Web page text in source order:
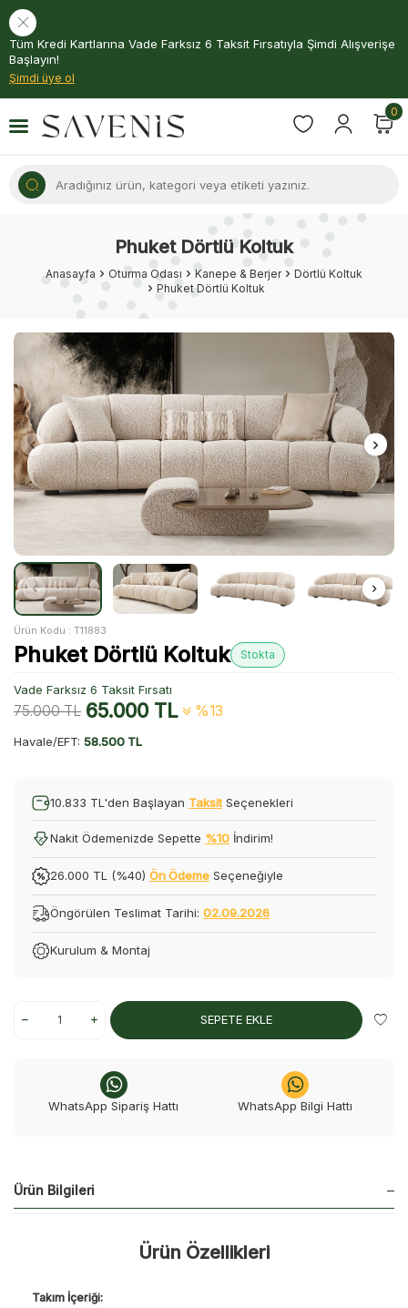
Tüm Kredi Kartlarına Vade Farksız 6 Taksit Fırsatıyla Şimdi Alışverişe
Başlayın!
Şimdi üye ol
0
Phuket Dörtlü Koltuk
Anasayfa Oturma Odası Kanepe & Berjer
Dörtlü Koltuk
Phuket Dörtlü Koltuk
Ürün Kodu : T11883
Phuket Dörtlü Koltuk Stokta
Vade Farksız 6 Taksit Fırsatı
75.000TL 65.000TL %13
Havale/EFT: 58.500 TL
10.833 TL'den Başlayan Taksit Seçenekleri
Nakit Ödemenizde Sepette %10 İndirim!
26.000 TL (%40) Ön Ödeme Seçeneğiyle
Öngörülen Teslimat Tarihi: 02.09.2026
Kurulum & Montaj
SEPETE EKLE
WhatsApp Sipariş Hattı WhatsApp Bilgi Hattı
Ürün Bilgileri
Ürün Özellikleri
Takım İçeriği: